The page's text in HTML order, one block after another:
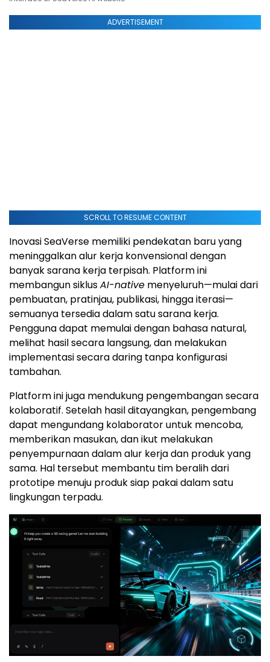
ADVERTISEMENT
SCROLL TO RESUME CONTENT
Inovasi SeaVerse memiliki pendekatan baru yang
meninggalkan alur kerja konvensional dengan
banyak sarana kerja terpisah. Platform ini
membangun siklusAI-native menyeluruh—mulai dari
pembuatan, pratinjau, publikasi, hingga iterasi—
semuanya tersedia dalam satu sarana kerja.
Pengguna dapat memulai dengan bahasa natural,
melihat hasil secara langsung, dan melakukan
implementasi secara daring tanpa konfigurasi
tambahan.
Platform ini juga mendukung pengembangan secara
kolaboratif. Setelah hasil ditayangkan, pengembang
dapat mengundang kolaborator untuk mencoba,
memberikan masukan, dan ikut melakukan
penyempurnaan dalam alur kerja dan produk yang
sama. Hal tersebut membantu tim beralih dari
prototipe menuju produk siap pakai dalam satu
lingkungan terpadu.